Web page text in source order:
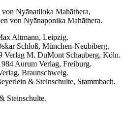
Nyānatiloka Mahāthera,
von Nyānaponika Mahāthera.
Altmann, Leipzig.
Schloß, München-Neubiberg.
Verlag M. DuMont Schauberg, Köln.
Aurum Verlag, Freiburg.
Braunschweig.
& Steinschulte, Stammbach.
Steinschulte.